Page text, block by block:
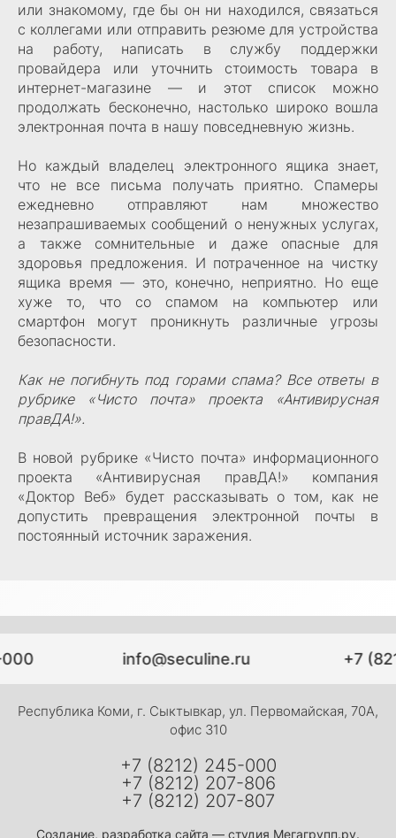
или знакомому, где бы он ни находился, связаться
с коллегами или отправить резюме для устройства
на работу, написать в службу поддержки
провайдера или уточнить стоимость товара в
интернет-магазине — и этот список можно
продолжать бесконечно, настолько широко вошла
электронная почта в нашу повседневную жизнь.
Но каждый владелец электронного ящика знает,
что не все письма получать приятно. Спамеры
ежедневно отправляют нам множество
незапрашиваемых сообщений о ненужных услугах,
а также сомнительные и даже опасные для
здоровья предложения. И потраченное на чистку
ящика время — это, конечно, неприятно. Но еще
хуже то, что со спамом на компьютер или
смартфон могут проникнуть различные угрозы
безопасности.
Как не погибнуть под горами спама? Все ответы в
рубрике «Чисто почта» проекта «Антивирусная
правДА!».
В новой рубрике «Чисто почта» информационного
проекта «Антивирусная правДА!» компания
«Доктор Веб» будет рассказывать о том, как не
допустить превращения электронной почты в
постоянный источник заражения.
info@seculine.ru +7
Республика Коми, г. Сыктывкар, ул. Первомайская, 70А,
офис 310
+7 (8212) 245-000
+7 (8212) 207-806
+7 (8212) 207-807
Создание, разработка сайта — студия Мегагрупп.ру.